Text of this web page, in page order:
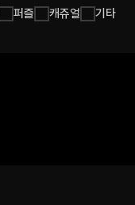
퍼즐 캐쥬얼 기타